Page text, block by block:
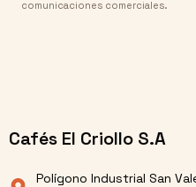
comunicaciones comerciales.
Cafés El Criollo S.A
Polígono Industrial San